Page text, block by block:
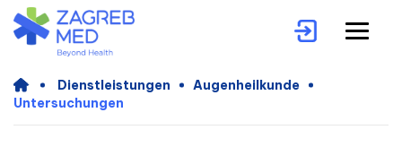
Dienstleistungen
Augenheilkunde
Untersuchungen